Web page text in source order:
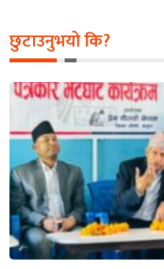
छुटाउनुभयो कि?